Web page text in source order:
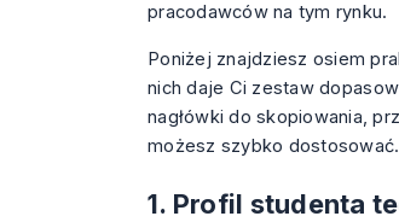
pracodawców na tym rynku.
Poniżej znajdziesz osiem
nich daje Ci zestaw
nagłówki do skopiowania,
możesz szybko dostosować.
1. Profil studenta